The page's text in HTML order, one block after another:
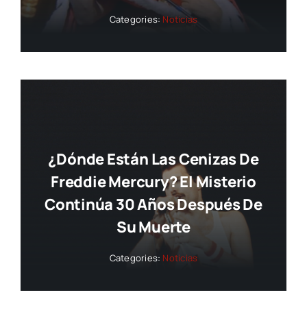
Categories: Noticias
¿Dónde Están Las Cenizas De
Freddie Mercury? El Misterio
Continúa 30 Años Después De
Su Muerte
Categories: Noticias